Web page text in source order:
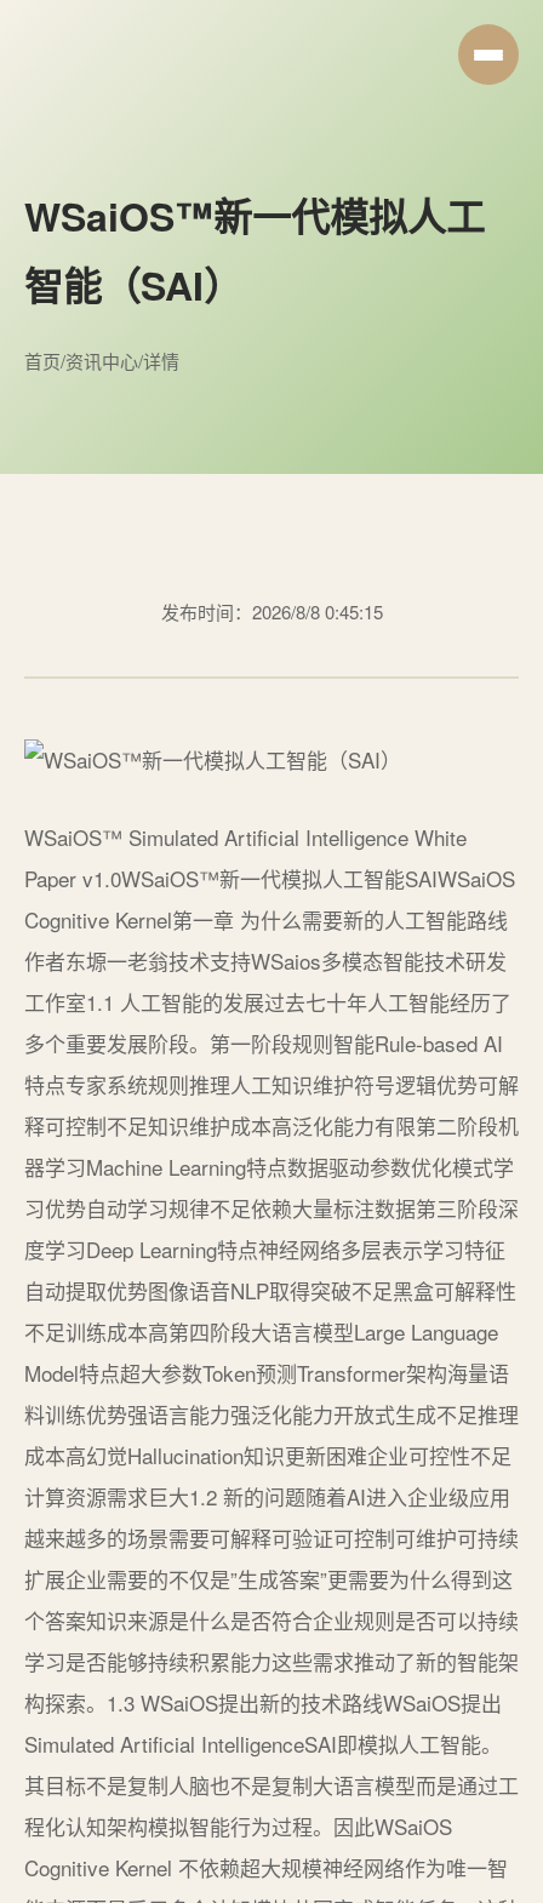
WSaiOS™新一代模拟人工
智能（SAI）
首页/资讯中心/详情
发布时间：2026/8/8 0:45:15
WSaiOS™ Simulated Artificial Intelligence White
Paper v1.0WSaiOS™新一代模拟人工智能SAIWSaiOS
Cognitive Kernel第一章 为什么需要新的人工智能路线
作者东塬一老翁技术支持WSaios多模态智能技术研发
工作室1.1 人工智能的发展过去七十年人工智能经历了
多个重要发展阶段。第一阶段规则智能Rule-based AI
特点专家系统规则推理人工知识维护符号逻辑优势可解
释可控制不足知识维护成本高泛化能力有限第二阶段机
器学习Machine Learning特点数据驱动参数优化模式学
习优势自动学习规律不足依赖大量标注数据第三阶段深
度学习Deep Learning特点神经网络多层表示学习特征
自动提取优势图像语音NLP取得突破不足黑盒可解释性
不足训练成本高第四阶段大语言模型Large Language
Model特点超大参数Token预测Transformer架构海量语
料训练优势强语言能力强泛化能力开放式生成不足推理
成本高幻觉Hallucination知识更新困难企业可控性不足
计算资源需求巨大1.2 新的问题随着AI进入企业级应用
越来越多的场景需要可解释可验证可控制可维护可持续
扩展企业需要的不仅是”生成答案”更需要为什么得到这
个答案知识来源是什么是否符合企业规则是否可以持续
学习是否能够持续积累能力这些需求推动了新的智能架
构探索。1.3 WSaiOS提出新的技术路线WSaiOS提出
Simulated Artificial IntelligenceSAI即模拟人工智能。
其目标不是复制人脑也不是复制大语言模型而是通过工
程化认知架构模拟智能行为过程。因此WSaiOS
Cognitive Kernel 不依赖超大规模神经网络作为唯一智